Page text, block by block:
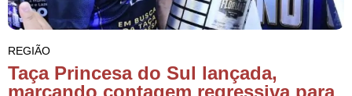
REGIÃO
Taça Princesa do Sul lançada,
marcando contagem regressiva para